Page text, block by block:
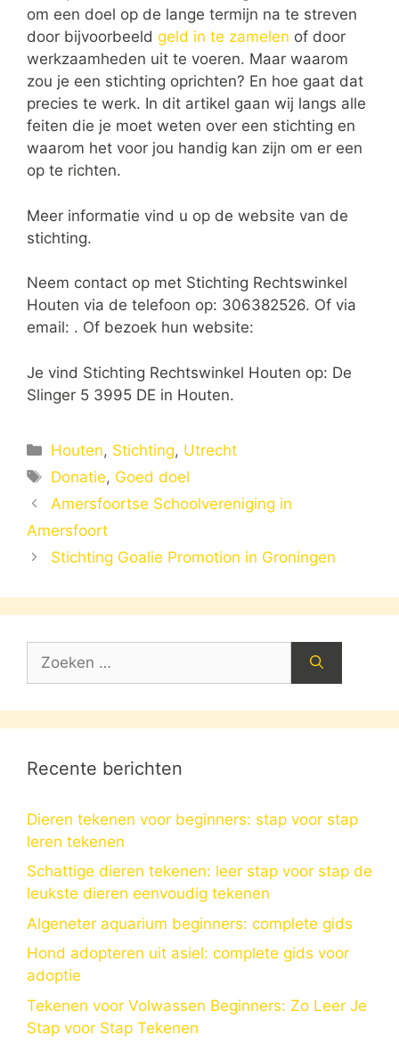
om een doel op de lange termijn na te streven
door bijvoorbeeld geld in te zamelen of door
werkzaamheden uit te voeren. Maar waarom
zou je een stichting oprichten? En hoe gaat dat
precies te werk. In dit artikel gaan wij langs alle
feiten die je moet weten over een stichting en
waarom het voor jou handig kan zijn om er een
op te richten.
Meer informatie vind u op de website van de
stichting.
Neem contact op met Stichting Rechtswinkel
Houten via de telefoon op: 306382526. Of via
email: . Of bezoek hun website:
Je vind Stichting Rechtswinkel Houten op: De
Slinger 5 3995 DE in Houten.
Categorieën
Houten, Stichting, Utrecht
Tags
Donatie, Goed doel
Amersfoortse Schoolvereniging in
Amersfoort
Stichting Goalie Promotion in Groningen
naar:
Recente berichten
Dieren tekenen voor beginners: stap voor stap
leren tekenen
Schattige dieren tekenen: leer stap voor stap de
leukste dieren eenvoudig tekenen
Algeneter aquarium beginners: complete gids
Hond adopteren uit asiel: complete gids voor
adoptie
Tekenen voor Volwassen Beginners: Zo Leer Je
Stap voor Stap Tekenen